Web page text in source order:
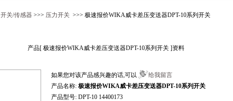
开关/传感器 >>> 压力开关>>> 极速报价WIKA威卡差压变送器DPT-10系列开关
产品[ 极速报价WIKA威卡差压变送器DPT-10系列开关 ]资料
如果您对该产品感兴趣的话,可以
给我留言
产品名称: 极速报价WIKA威卡差压变送器DPT-10系列开关
产品型号: DPT-10 14400173